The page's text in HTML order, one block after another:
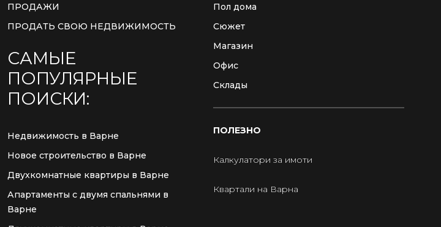
ПРОДАЖИ
ПРОДАТЬ СВОЮ НЕДВИЖИМОСТЬ
САМЫЕ
ПОПУЛЯРНЫЕ
ПОИСКИ:
Недвижимость в Варне
Новое строительство в Варне
Двухкомнатные квартиры в Варне
Апартаменты с двумя спальнями в
Варне
Пол дома
Сюжет
Магазин
Офис
Склады
ПОЛЕЗНО
Калкулатори за имоти
Квартали на Варна